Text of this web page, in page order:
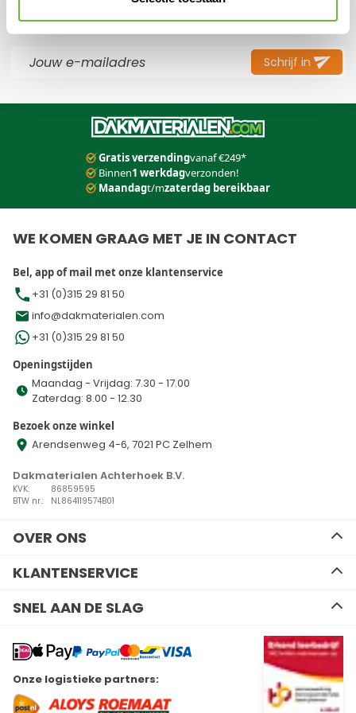
SCHRIJF JE IN VOOR ONZE NIEUWSBRIEF
Mis nooit meer een actie en ontvang direct een kortingscode.
Schrijf in
Gratis verzendingvanaf €249*
Binnen1 werkdagverzonden!
Maandagt/mzaterdag bereikbaar
WE KOMEN GRAAG MET JE IN CONTACT
Bel, app of mail met onze klantenservice
+31 (0)315 29 81 50
info@dakmaterialen.com
+31 (0)315 29 81 50
Openingstijden
Maandag - Vrijdag: 7.30 - 17.00
Zaterdag: 8.00 - 12.30
Bezoek onze winkel
Arendsenweg 4-6, 7021 PC Zelhem
Dakmaterialen Achterhoek B.V.
KVK:
86859595
BTW nr.:
NL864119574B01
OVER ONS
Ons team
Advies
Disclaimer
LinkedinFacebookYoutubeInstagram
KLANTENSERVICE
Zakelijk bestellen
Verzenden en retourneren
Betalen
SNEL AAN DE SLAG
Resitrix dakbedekking
Hertalan dakbedekking
Bitumen dakbedekking
Kunststof dakbedekking
Onze logistieke partners: